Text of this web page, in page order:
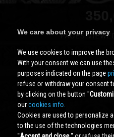
PAGES
We care about your privacy
We use cookies to improve the
With your consent we can use
purposes indicated on the page
refuse or withdraw your consent
by clicking on the button ''
ourcookies info.
Cookies are used to personalize
to the use of the technologies